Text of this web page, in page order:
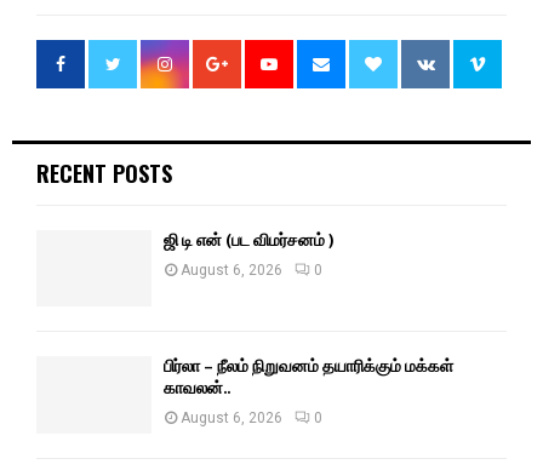
RECENT POSTS
ஜி டி என் (பட விமர்சனம் )
August 6, 2026 0
பிர்லா – நீலம் நிறுவனம் தயாரிக்கும் மக்கள்
காவலன்..
August 6, 2026 0